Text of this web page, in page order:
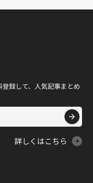
録して、人気記事まとめ
詳しくはこちら